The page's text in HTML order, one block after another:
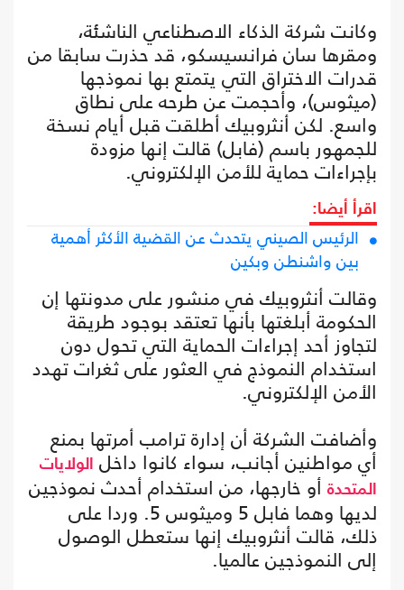
وكانت شركة الذكاء الاصطناعي الناشئة،
ومقرها سان فرانسيسكو، قد حذرت سابقا من
قدرات الاختراق التي يتمتع بها نموذجها
(ميثوس)، وأحجمت عن طرحه على نطاق
واسع. لكن أنثروبيك أطلقت قبل أيام نسخة
للجمهور باسم (فابل) قالت إنها مزودة
بإجراءات حماية للأمن الإلكتروني.
اقرأ أيضا:
الرئيس الصيني يتحدث عن القضية الأكثر أهمية
بين واشنطن وبكين
وقالت أنثروبيك في منشور على مدونتها إن
الحكومة أبلغتها بأنها تعتقد بوجود طريقة
لتجاوز أحد إجراءات الحماية التي تحول دون
استخدام النموذج في العثور على ثغرات تهدد
الأمن الإلكتروني.
وأضافت الشركة أن إدارة ترامب أمرتها بمنع
أي مواطنين أجانب، سواء كانوا داخل
الولايات
المتحدة أو خارجها، من استخدام أحدث نموذجين
لديها وهما فابل 5 وميثوس 5. وردا على
ذلك، قالت أنثروبيك إنها ستعطل الوصول
إلى النموذجين عالميا.